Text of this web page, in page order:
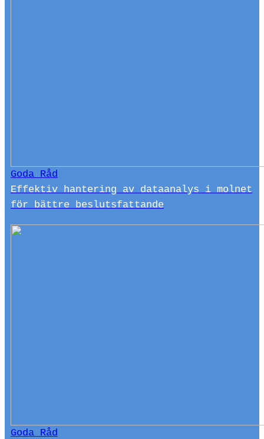
Goda Råd
Effektiv hantering av dataanalys i molnet
för bättre beslutsfattande
Goda Råd